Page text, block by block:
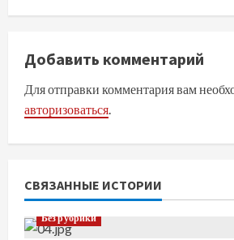
о
л
ж
и
т
ь
ч
Добавить комментарий
Для отправки комментария вам
авторизоваться.
СВЯЗАННЫЕ ИСТОРИИ
Без рубрики